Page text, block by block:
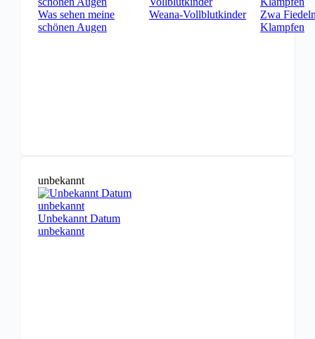
Was sehen meine
schönen Augen
Weana-Vollblutkinder
Zwa
Klampfen
unbekannt
Unbekannt Datum
unbekannt